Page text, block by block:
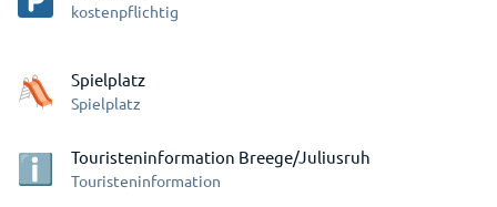
kostenpflichtig
Spielplatz
Spielplatz
Touristeninformation Breege/Juliusruh
Touristeninformation